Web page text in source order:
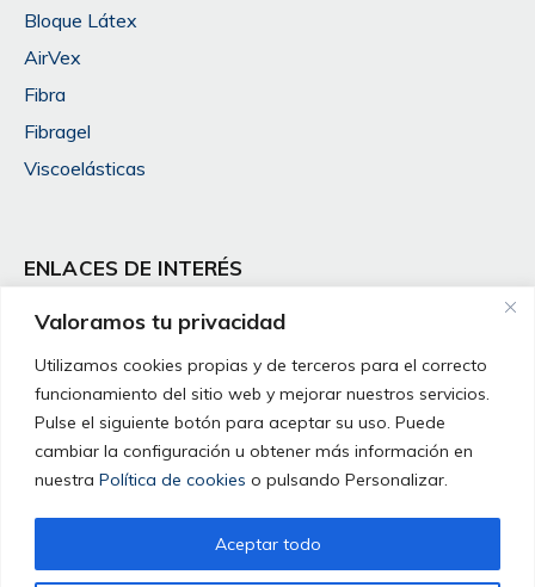
Valoramos tu privacidad
Utilizamos cookies propias y de terceros para el correcto
funcionamiento del sitio web y mejorar nuestros servicios.
Pulse el siguiente botón para aceptar su uso. Puede
cambiar la configuración u obtener más información en
nuestra Política de cookies o pulsando Personalizar.
Aceptar todo
Bloque Látex
AirVex
Fibra
Fibragel
Viscoelásticas
ENLACES DE INTERÉS
Mi cuenta
Condiciones de venta
Contacto
Aviso legal
Política de cookies